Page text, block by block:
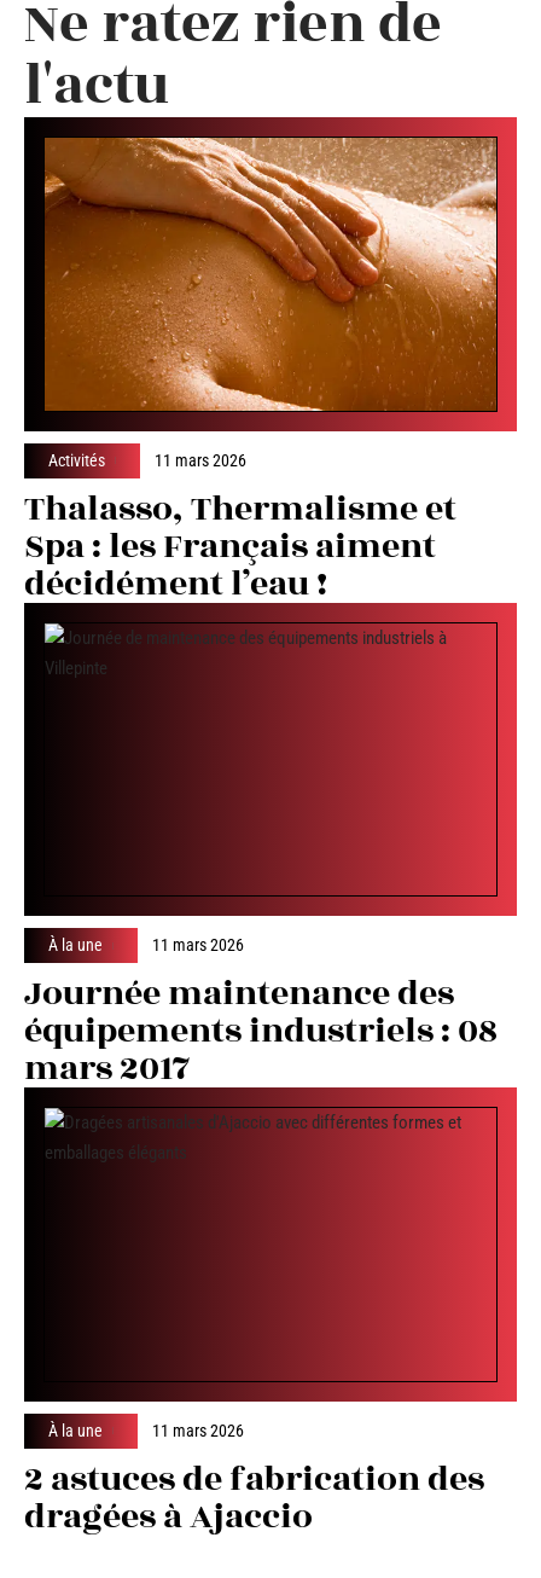
Ne ratez rien de
l'actu
Activités 11 mars 2026
Thalasso, Thermalisme et
Spa : les Français aiment
décidément l’eau !
À la une 11 mars 2026
Journée maintenance des
équipements industriels : 08
mars 2017
À la une 11 mars 2026
2 astuces de fabrication des
dragées à Ajaccio